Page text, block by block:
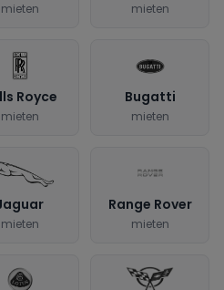
mieten mieten
Royce
mieten
Bugatti
mieten
mieten
Range Rover
mieten